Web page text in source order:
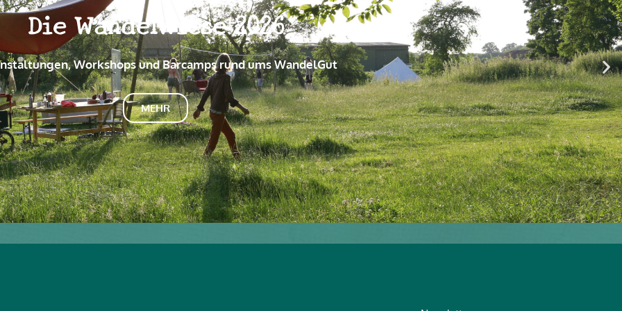
Die WandelWiese 2026
Workshops und Barcamps rund ums WandelGut
MEHR